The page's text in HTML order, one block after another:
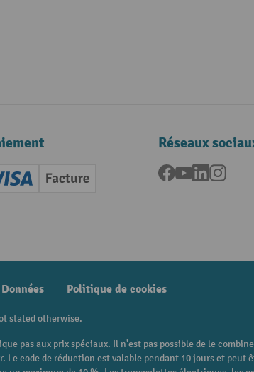
(Master)
Creditcard (Visa)
Facture
Réseaux
Facebook
YouTubeLinkedIn
Politique de cookies
stated otherwise.
pas aux prix spéciaux. Il n'est pas possible de le
code de réduction est valable pendant 10 jours et